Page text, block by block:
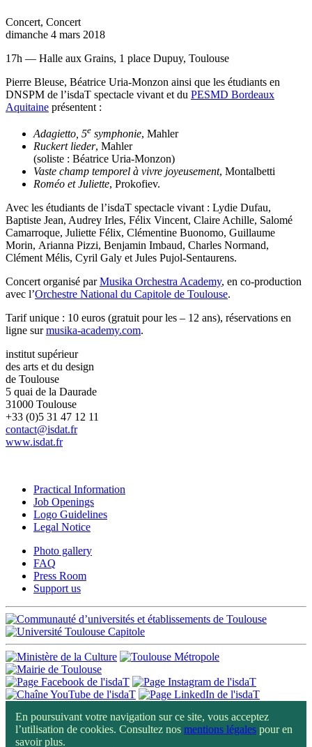
Concert, Concert
dimanche 4 mars 2018
17h — Halle aux Grains, 1 place Dupuy, Toulouse
Pierre Bleuse, Béatrice Uria-Monzon ainsi que les étudiants en
DNSPM de l’isdaT spectacle vivant et du PESMD Bordeaux
Aquitaine présentent :
Adagietto, 5e symphonie, Mahler
Ruckert lieder, Mahler
(soliste : Béatrice Uria-Monzon)
Vaste champ temporel à vivre joyeusement, Montalbetti
Roméo et Juliette, Prokofiev.
Avec les étudiants de l’isdaT spectacle vivant : Lydie Dufau,
Baptiste Jean, Audrey Irles, Félix Vincent, Claire Achille, Salomé
Camarroque, Juliette Félix, Clémentine Buonomo, Guillaume
Morin, Arianna Pizzi, Benjamin Imbaud, Charles Normand,
Clément Mélis, Cyril Galy et Jules Pujol-Sentaurens.
Concert organisé parMusika Orchestra Academy, en co-production
avec l’Orchestre National du Capitole de Toulouse.
Tarif unique : 10 euros (gratuit pour les – 12 ans), réservations en
ligne surmusika-academy.com.
institut supérieur
des arts et du design
de Toulouse
5 quai de la Daurade
31000 Toulouse
+33 (0)5 31 47 12 11
contact@isdat.fr
www.isdat.fr
Practical Information
Job Openings
Logo Guidelines
Legal Notice
Photo gallery
FAQ
Press Room
Support us
En poursuivant votre navigation sur ce site, vous acceptez
l’utilisation de cookies. Consultez nos mentions légales pour en
savoir plus.